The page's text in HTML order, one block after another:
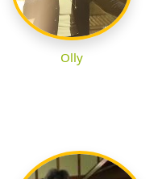
Olly